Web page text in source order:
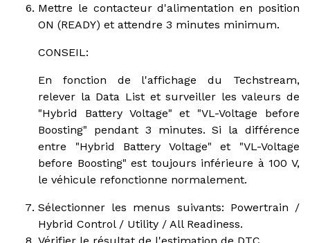
Mettre le contacteur d'alimentation en position
ON (READY) et attendre 3 minutes minimum.
CONSEIL:
En fonction de l'affichage du Techstream,
relever la Data List et surveiller les valeurs de
"Hybrid Battery Voltage" et "VL-Voltage before
Boosting" pendant 3 minutes. Si la différence
entre "Hybrid Battery Voltage" et "VL-Voltage
before Boosting" est toujours inférieure à 100 V,
le véhicule refonctionne normalement.
Sélectionner les menus suivants: Powertrain /
Hybrid Control / Utility / All Readiness.